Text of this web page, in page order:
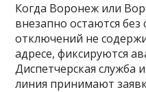
Когда Воронеж или
внезапно остаются без
отключений не
адресе, фиксируются
Диспетчерская служба
линия принимают